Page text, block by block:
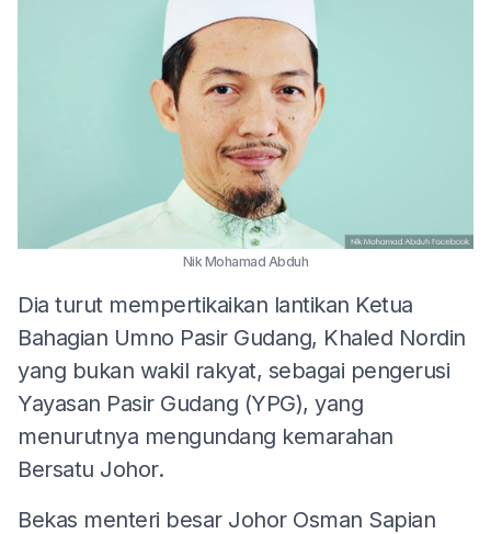
Nik Mohamad Abduh
Dia turut mempertikaikan lantikan Ketua
Bahagian Umno Pasir Gudang, Khaled Nordin
yang bukan wakil rakyat, sebagai pengerusi
Yayasan Pasir Gudang (YPG), yang
menurutnya mengundang kemarahan
Bersatu Johor.
Bekas menteri besar Johor Osman Sapian